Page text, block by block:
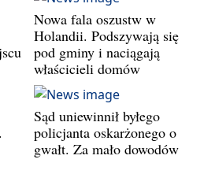
Nowa fala oszustw w
Holandii. Podszywają się
pod gminy i naciągają
właścicieli domów
Sąd uniewinnił byłego
policjanta oskarżonego o
gwałt. Za mało dowodów